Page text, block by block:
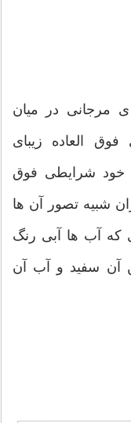
مرجانی در میان
العاده زیبای
خود شرایطی فوق
شبیه تصور آن ها
آب ها آبی رنگ
آن سفید و آب آن